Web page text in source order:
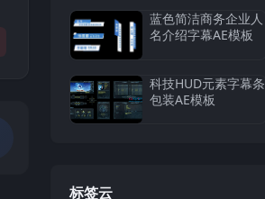
蓝色简洁商务企业人
名介绍字幕AE模板
科技HUD元素字幕条
包装AE模板
标签云